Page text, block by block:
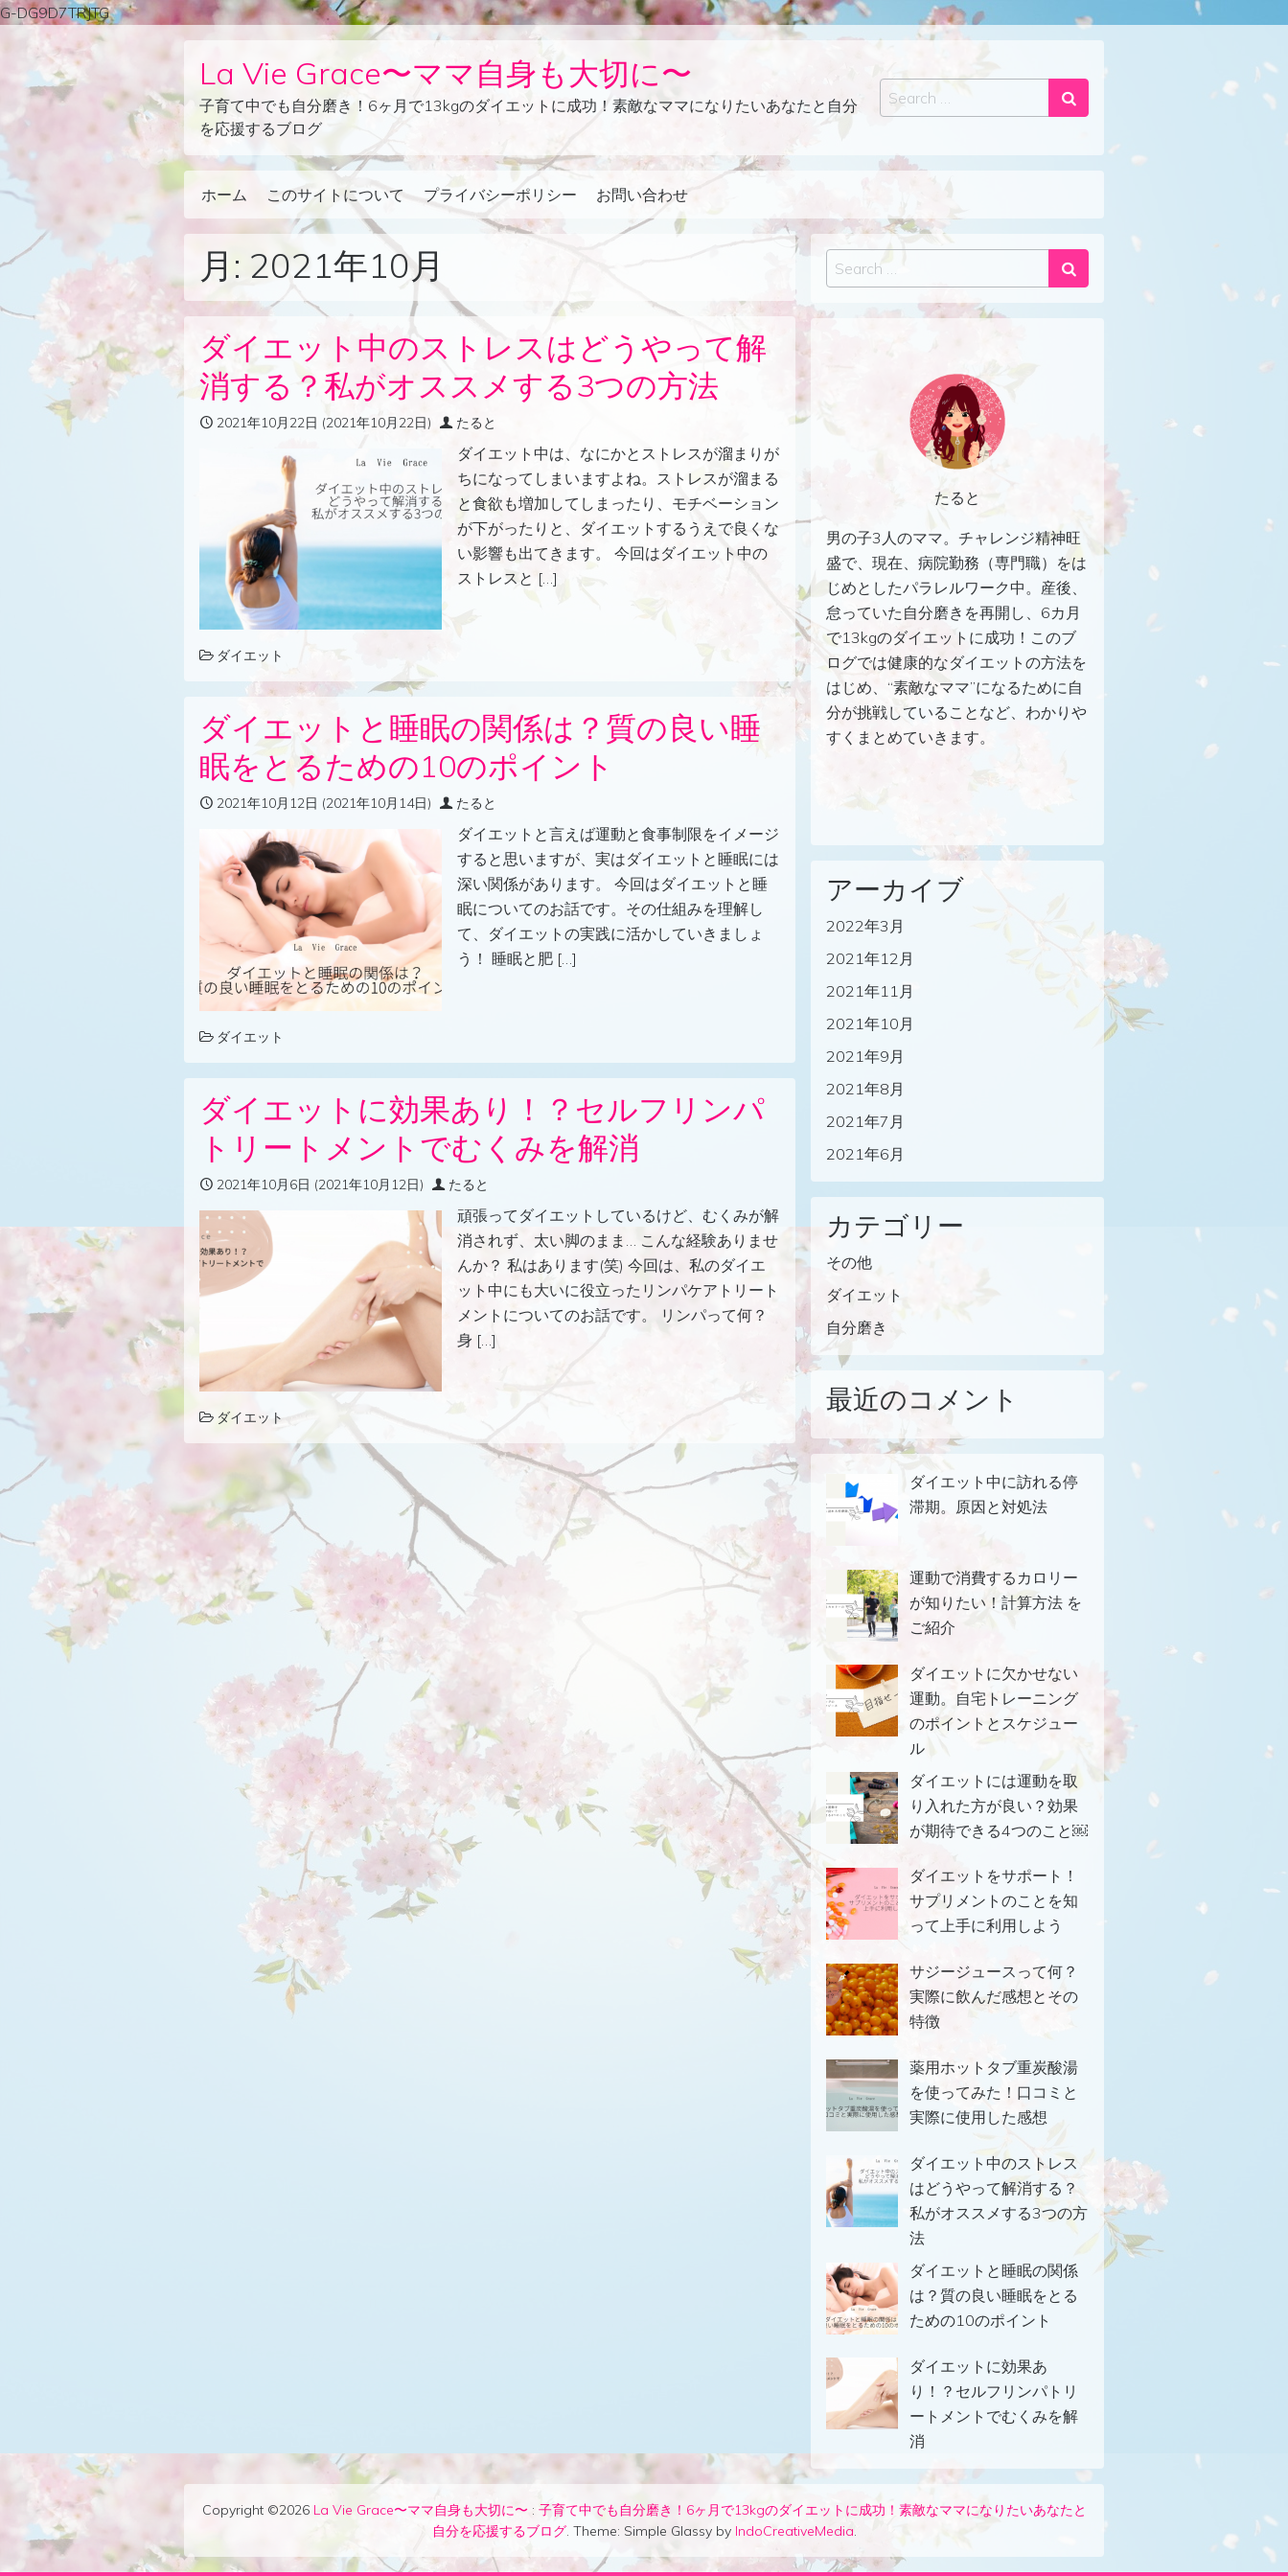
G-DG9D7TRJTG
Skip to content
La Vie Grace〜ママ自身も大切に〜
子育て中でも自分磨き！6ヶ月で13kgのダイエットに成功！素敵なママになりたいあなたと自分
を応援するブログ
Search
Main Navigation
ホーム このサイトについて プライバシーポリシー お問い合わせ
月: 2021年10月
ダイエット中のストレスはどうやって解
消する？私がオススメする3つの方法
2021年10月22日 (2021年10月22日) たると
ダイエット中は、なにかとストレスが溜まりが
ちになってしまいますよね。ストレスが溜まる
と食欲も増加してしまったり、モチベーション
が下がったりと、ダイエットするうえで良くな
い影響も出てきます。 今回はダイエット中の
ストレスと […]
ダイエット
ダイエットと睡眠の関係は？質の良い睡
眠をとるための10のポイント
2021年10月12日 (2021年10月14日) たると
ダイエットと言えば運動と食事制限をイメージ
すると思いますが、実はダイエットと睡眠には
深い関係があります。 今回はダイエットと睡
眠についてのお話です。その仕組みを理解し
て、ダイエットの実践に活かしていきましょ
う！ 睡眠と肥 […]
ダイエット
ダイエットに効果あり！？セルフリンパ
トリートメントでむくみを解消
2021年10月6日 (2021年10月12日) たると
頑張ってダイエットしているけど、むくみが解
消されず、太い脚のまま… こんな経験ありませ
んか？ 私はあります(笑) 今回は、私のダイエ
ット中にも大いに役立ったリンパケアトリート
メントについてのお話です。 リンパって何？
身 […]
ダイエット
Search
たると
男の子3人のママ。チャレンジ精神旺
盛で、現在、病院勤務（専門職）をは
じめとしたパラレルワーク中。産後、
怠っていた自分磨きを再開し、6カ月
で13kgのダイエットに成功！このブ
ログでは健康的なダイエットの方法を
はじめ、“素敵なママ”になるために自
分が挑戦していることなど、わかりや
すくまとめていきます。
アーカイブ
2022年3月
2021年12月
2021年11月
2021年10月
2021年9月
2021年8月
2021年7月
2021年6月
カテゴリー
その他
ダイエット
自分磨き
最近のコメント
ダイエット中に訪れる停
滞期。原因と対処法
運動で消費するカロリー
が知りたい！計算方法 を
ご紹介
ダイエットに欠かせない
運動。自宅トレーニング
のポイントとスケジュー
ル
ダイエットには運動を取
り入れた方が良い？効果
が期待できる4つのこと￼
ダイエットをサポート！
サプリメントのことを知
って上手に利用しよう
サジージュースって何？
実際に飲んだ感想とその
特徴
薬用ホットタブ重炭酸湯
を使ってみた！口コミと
実際に使用した感想
ダイエット中のストレス
はどうやって解消する？
私がオススメする3つの方
法
ダイエットと睡眠の関係
は？質の良い睡眠をとる
ための10のポイント
ダイエットに効果あ
り！？セルフリンパトリ
ートメントでむくみを解
消
Copyright ©2026 La Vie Grace〜ママ自身も大切に〜 : 子育て中でも自分磨き！6ヶ月で13kgのダイエットに成功！素敵なママになりたいあなたと
自分を応援するブログ. Theme: Simple Glassy by IndoCreativeMedia